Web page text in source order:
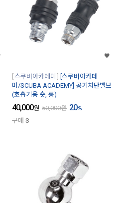
스쿠버아카데미
[스쿠버아카데
미/SCUBA ACADEMY] 공기차단밸브
(호흡기용 숏, 롱)
40,000원 50,000원 20%
구매 3